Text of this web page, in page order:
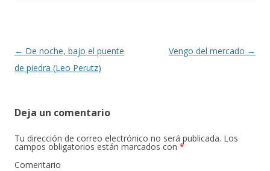
Navegación de entradas
← De noche, bajo el puente
de piedra (Leo Perutz)
Vengo del mercado →
Deja un comentario
Tu dirección de correo electrónico no será publicada. Los
campos obligatorios están marcados con *
Comentario